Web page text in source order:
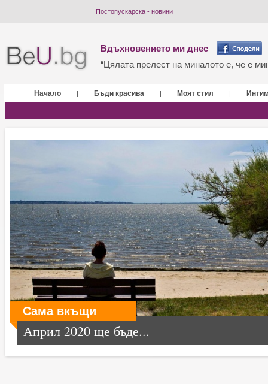
Постопускарска - новини
Вдъхновението ми днес
“Цялата прелест на миналото е, че е
Начало | Бъди красива | Моят стил |
Сама вкъщи
Април 2020 ще бъде...